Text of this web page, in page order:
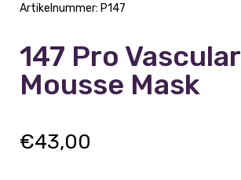
Artikelnummer: P147
147 Pro Vascular
Mousse Mask
€43,00